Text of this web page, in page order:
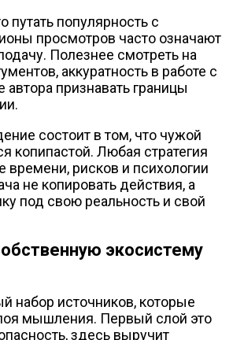
путать популярность с
просмотров часто означают
Полезнее смотреть на
аккуратность в работе с
признавать границы
состоит в том, что чужой
копипастой. Любая стратегия
времени, рисков и психологии
не копировать действия, а
под свою реальность и свой
экосистему
набор источников, которые
мышления. Первый слой это
здесь выручит